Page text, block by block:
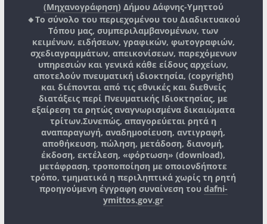
(Μηχανογράφηση) Δήμου Δάφνης-Υμηττού
🔸Το σύνολο του περιεχομένου του Διαδικτυακού
Τόπου μας, συμπεριλαμβανομένων, των
κειμένων, ειδήσεων, γραφικών, φωτογραφιών,
σχεδιαγραμμάτων, απεικονίσεων, παρεχόμενων
υπηρεσιών και γενικά κάθε είδους αρχείων,
αποτελούν πνευματική ιδιοκτησία, (copyright)
και διέπονται από τις εθνικές και διεθνείς
διατάξεις περί Πνευματικής Ιδιοκτησίας, με
εξαίρεση τα ρητώς αναγνωρισμένα δικαιώματα
τρίτων.Συνεπώς, απαγορεύεται ρητά η
αναπαραγωγή, αναδημοσίευση, αντιγραφή,
αποθήκευση, πώληση, μετάδοση, διανομή,
έκδοση, εκτέλεση, «φόρτωση» (download),
μετάφραση, τροποποίηση με οποιονδήποτε
τρόπο, τμηματικά η περιληπτικά χωρίς τη ρητή
προηγούμενη έγγραφη συναίνεση του dafni-
ymittos.gov.gr